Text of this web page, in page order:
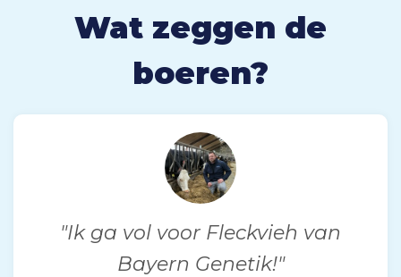
Wat zeggen de
boeren?
"Ik ga vol voor Fleckvieh van
Bayern Genetik!"